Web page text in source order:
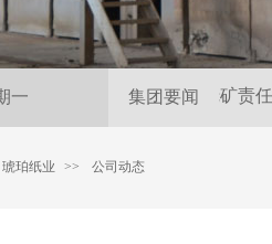
一 集团要闻
雨夜紧急保供 尽显抚矿责任
琥珀纸业 >> 公司动态